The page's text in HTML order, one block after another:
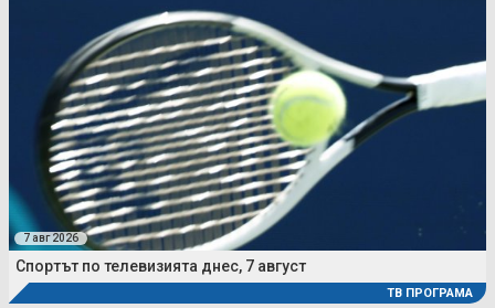
7 авг 2026
Спортът по телевизията днес, 7 август
ТВ ПРОГРАМА